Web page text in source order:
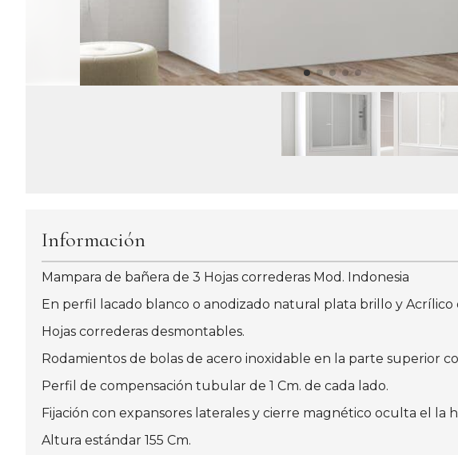
Información
Mampara de bañera de 3 Hojas correderas Mod. Indonesia
En perfil lacado blanco o anodizado natural plata brillo y
Hojas correderas desmontables.
Rodamientos de bolas de acero inoxidable en la parte superior
Perfil de compensación tubular de 1 Cm. de cada lado.
Fijación con expansores laterales y cierre magnético oculta el la
Altura estándar 155 Cm.